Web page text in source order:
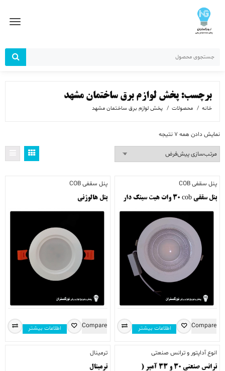
برچسب: پخش لوازم برق ساختمان مشهد
خانه محصولات پخش لوازم برق ساختمان مشهد
نمایش دادن همه 7 نتیجه
پنل سقفی COB
پنل سقفی cob ٣٠ وات هیت سینک دار
اطلاعات بیشتر Compare
پنل سقفی COB
پنل هالوژنی
اطلاعات بیشتر Compare
انوع آداپتور و ترانس صنعتی
ترانس صنعتی ۳۰ و ۳۳ آمپر (
ترمینال
ترمینال